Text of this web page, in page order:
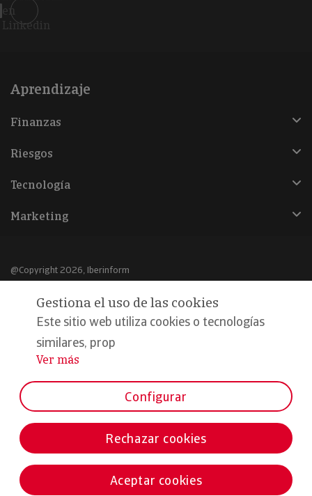
en
Linkedin
Aprendizaje
Finanzas
Riesgos
Tecnología
Marketing
@Copyright 2026, Iberinform
Aviso legal
Política de cookies
Declaración de privacidad
Formamos parte de:
Gestiona el uso de las cookies
Este sitio web utiliza cookies o tecnologías
similares, prop
...
Ver más
Configurar
Rechazar cookies
Aceptar cookies